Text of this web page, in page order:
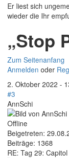
Er liest sich
wieder die Ihr
„Stop
Zum Seitenanfang
Anmelden oder
2. Oktober 2022 -
#3
AnnSchi
Offline
Beigetreten:
Beiträge: 1368
RE: Tag 29: